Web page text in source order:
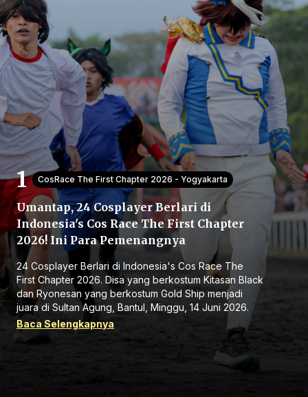
Beranda
CosRace The First Chapter 2026 - Yogyakarta
Umantap, 24 Cosplayer Berlari di
Indonesia's Cos Race The First Chapter
2026! Ini Para Pemenangnya
24 Cosplayer Berlari di Indonesia's Cos Race The
First Chapter 2026. Disa yang berkostum Kitasan Black
dan Ryonesan yang berkostum Gold Ship menjadi
juara di Sultan Agung, Bantul, Minggu, 14 Juni 2026.
Baca Selengkapnya